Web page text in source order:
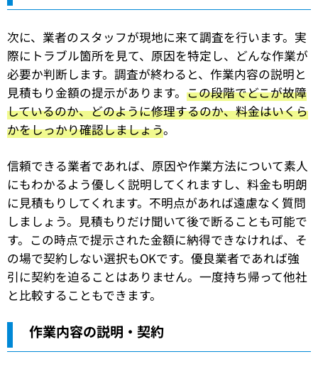
次に、業者のスタッフが現地に来て調査を行います。実
際にトラブル箇所を見て、原因を特定し、どんな作業が
必要か判断します。調査が終わると、作業内容の説明と
見積もり金額の提示があります。 この段階でどこが故障
しているのか、どのように修理するのか、料金はいくら
かをしっかり確認しましょう。
信頼できる業者であれば、原因や作業方法について素人
にもわかるよう優しく説明してくれますし、料金も明朗
に見積もりしてくれます。不明点があれば遠慮なく質問
しましょう。見積もりだけ聞いて後で断ることも可能で
す。この時点で提示された金額に納得できなければ、そ
の場で契約しない選択もOKです。優良業者であれば強
引に契約を迫ることはありません。一度持ち帰って他社
と比較することもできます。
作業内容の説明・契約